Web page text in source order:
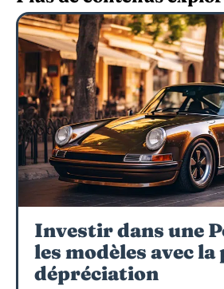
Investir dans une
les modèles avec
dépréciation